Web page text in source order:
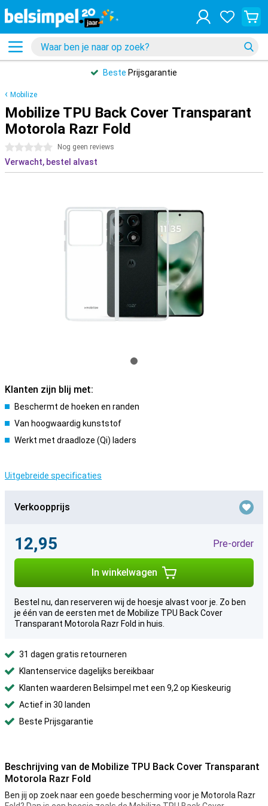
Beste Prijsgarantie
Mobilize
Mobilize TPU Back Cover Transparant
Motorola Razr Fold
0 sterren Nog geen reviews
Verwacht, bestel alvast
Klanten zijn blij met:
Beschermt de hoeken en randen
Van hoogwaardig kunststof
Werkt met draadloze (Qi) laders
Uitgebreide specificaties
Verkoopprijs
12,95 Pre-order
In winkelwagen
Bestel nu, dan reserveren wij de hoesje alvast voor je. Zo ben
je één van de eersten met de Mobilize TPU Back Cover
Transparant Motorola Razr Fold in huis.
31 dagen gratis retourneren
Klantenservice dagelijks bereikbaar
Klanten waarderen Belsimpel met een 9,2 op Kieskeurig
Actief in 30 landen
Beste Prijsgarantie
Beschrijving van de Mobilize TPU Back Cover Transparant
Motorola Razr Fold
Ben jij op zoek naar een goede bescherming voor je Motorola Razr